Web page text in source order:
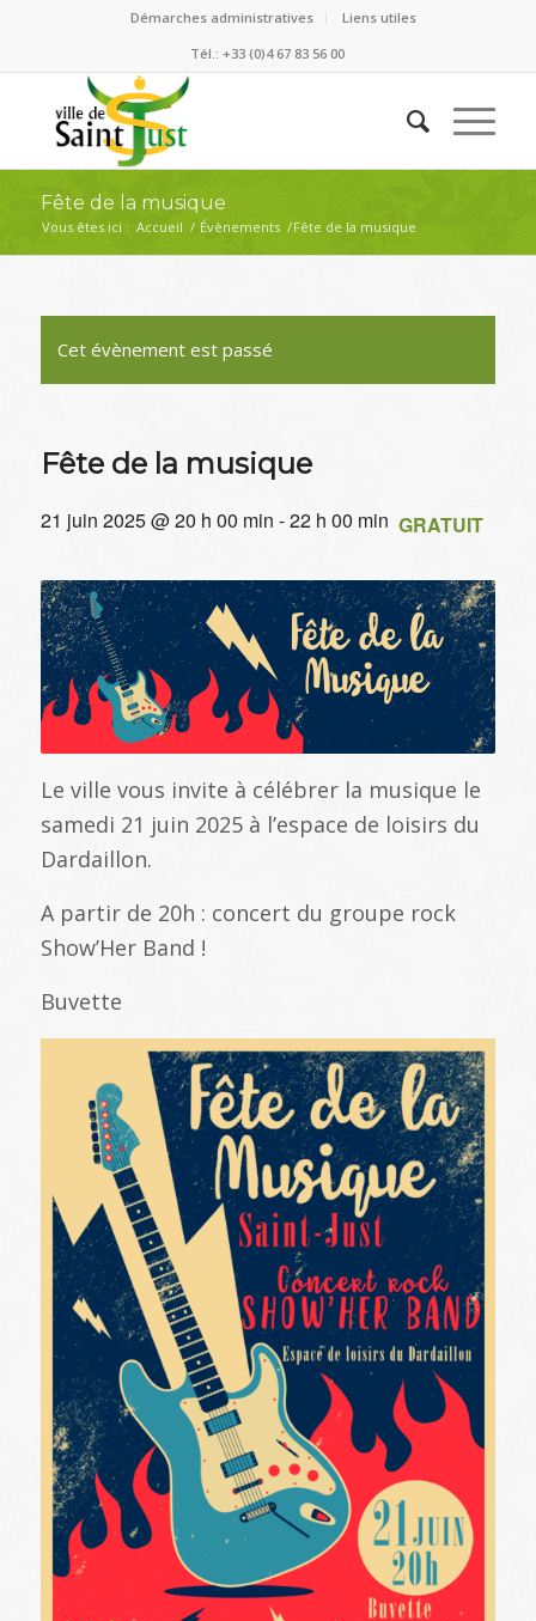
Démarches administratives
Liens utiles
Tél.: +33 (0)4 67 83 56 00
Fête de la musique
Vous êtes ici : Accueil / Évènements /Fête de la musique
Cet évènement est passé
Fête de la musique
21 juin 2025 @ 20 h 00 min -22 h 00 min GRATUIT
Le ville vous invite à célébrer la musique le
samedi 21 juin 2025 à l’espace de loisirs du
Dardaillon.
A partir de 20h : concert du groupe rock
Show’Her Band !
Buvette